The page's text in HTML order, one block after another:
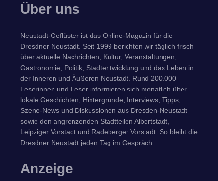
Über uns
Neustadt-Geflüster ist das Online-Magazin für die
Dresdner Neustadt. Seit 1999 berichten wir täglich frisch
über aktuelle Nachrichten, Kultur, Veranstaltungen,
Gastronomie, Politik, Stadtentwicklung und das Leben in
der Inneren und Äußeren Neustadt. Rund 200.000
Leserinnen und Leser informieren sich monatlich über
lokale Geschichten, Hintergründe, Interviews, Tipps,
Szene-News und Diskussionen aus Dresden-Neustadt
sowie den angrenzenden Stadtteilen Albertstadt,
Leipziger Vorstadt und Radeberger Vorstadt. So bleibt die
Dresdner Neustadt jeden Tag im Gespräch.
Anzeige